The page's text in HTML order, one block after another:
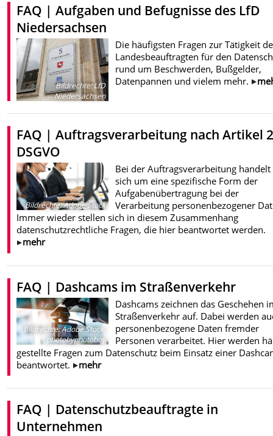
FAQ | Aufgaben und Befugnisse des LfD
Niedersachsen
Bildrechte:LfD
Niedersachsen
Die häufigsten Fragen zur Tätigkeit
Landesbeauftragten für den
rund um Beschwerden, Bußgelder,
Datenpannen und vielem mehr.
FAQ | Auftragsverarbeitung nach Artikel
DSGVO
Bildrechte:Adobe Stock
Bei der Auftragsverarbeitung handelt
sich um eine spezifische Form der
Aufgabenübertragung bei der
Verarbeitung personenbezogener
Immer wieder stellen sich in diesem Zusammenhang
datenschutzrechtliche Fragen, die hier beantwortet werden.
mehr
FAQ | Dashcams im Straßenverkehr
Bildrechte:Adobe Stock,
photobyphotoboy
Dashcams zeichnen das Geschehen
Straßenverkehr auf. Dabei werden
personenbezogene Daten fremder
Personen verarbeitet. Hier werden
gestellte Fragen zum Datenschutz beim Einsatz einer
beantwortet.
mehr
FAQ | Datenschutzbeauftragte in
Unternehmen